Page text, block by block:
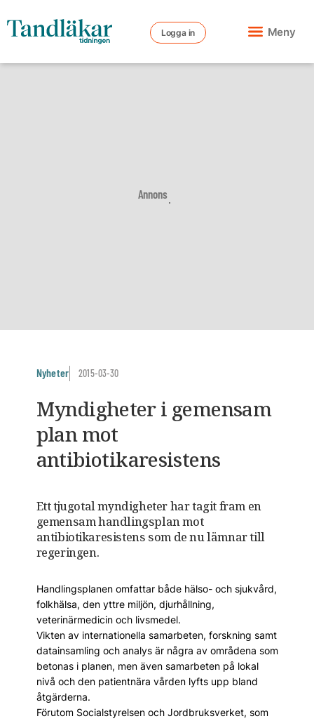
Logga in Meny
Annons
Nyheter 2015-03-30
Myndigheter i gemensam
plan mot
antibiotikaresistens
Ett tjugotal myndigheter har tagit fram en
gemensam handlingsplan mot
antibiotikaresistens som de nu lämnar till
regeringen.
Handlingsplanen omfattar både hälso- och sjukvård,
folkhälsa, den yttre miljön, djurhållning,
veterinärmedicin och livsmedel.
Vikten av internationella samarbeten, forskning samt
datainsamling och analys är några av områdena som
betonas i planen, men även samarbeten på lokal
nivå och den patientnära vården lyfts upp bland
åtgärderna.
Förutom Socialstyrelsen och Jordbruksverket, som